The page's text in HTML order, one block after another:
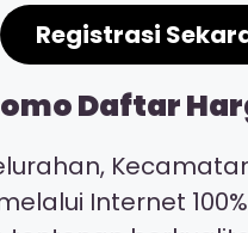
Registrasi
Daftar
Internet